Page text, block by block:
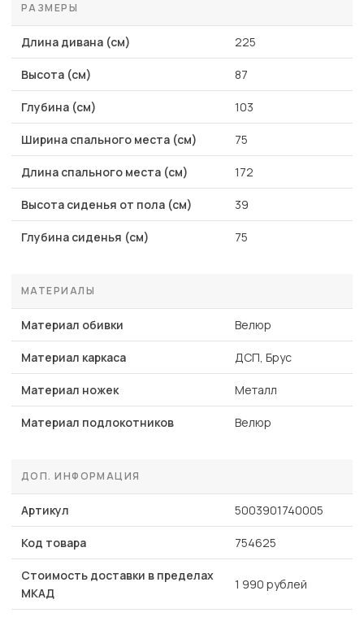
РАЗМЕРЫ
Длина дивана (см) 225
Высота (см) 87
Глубина (см) 103
Ширина спального места (см) 75
Длина спального места (см) 172
Высота сиденья от пола (см) 39
Глубина сиденья (см) 75
МАТЕРИАЛЫ
Материал обивки Велюр
Материал каркаса ДСП, Брус
Материал ножек Металл
Материал подлокотников Велюр
ДОП. ИНФОРМАЦИЯ
Артикул 5003901740005
Код товара 754625
Стоимость доставки в пределах
МКАД
1 990 рублей